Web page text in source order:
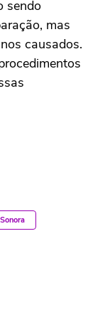
sendo
mas
causados.